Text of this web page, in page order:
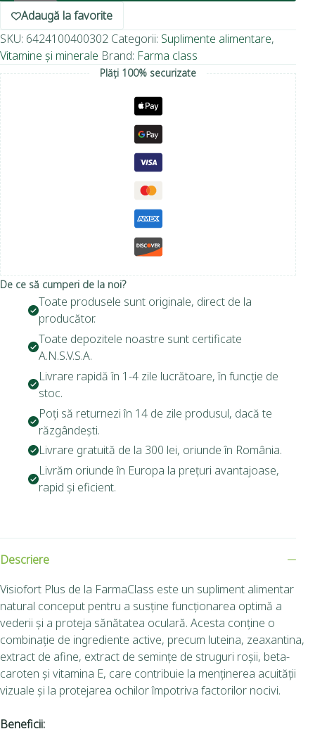
Adaugă la favorite
SKU: 6424100400302 Categorii: Suplimente alimentare,
Vitamine și minerale Brand: Farma class
Plăți 100% securizate
De ce să cumperi de la noi?
Toate produsele sunt originale, direct de la
producător.
Toate depozitele noastre sunt certificate
A.N.S.V.S.A.
Livrare rapidă în 1-4 zile lucrătoare, în funcție de
stoc.
Poți să returnezi în 14 de zile produsul, dacă te
răzgândești.
Livrare gratuită de la 300 lei, oriunde în România.
Livrăm oriunde în Europa la prețuri avantajoase,
rapid și eficient.
Descriere
Visiofort Plus de la FarmaClass este un supliment alimentar
natural conceput pentru a susține funcționarea optimă a
vederii și a proteja sănătatea oculară. Acesta conține o
combinație de ingrediente active, precum luteina, zeaxantina,
extract de afine, extract de semințe de struguri roșii, beta-
caroten și vitamina E, care contribuie la menținerea acuității
vizuale și la protejarea ochilor împotriva factorilor nocivi.
Beneficii: